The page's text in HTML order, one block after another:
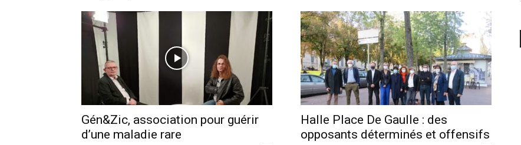
Gén&Zic, association pour guérir
d’une maladie rare
Halle Place De Gaulle : des
opposants déterminés et offensifs